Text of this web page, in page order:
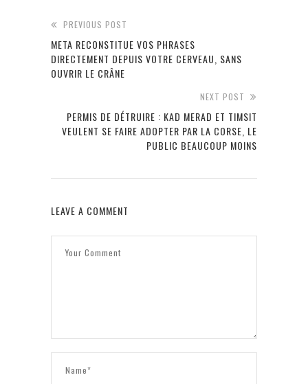
PREVIOUS POST
META RECONSTITUE VOS PHRASES
DIRECTEMENT DEPUIS VOTRE CERVEAU, SANS
OUVRIR LE CRÂNE
NEXT POST
PERMIS DE DÉTRUIRE : KAD MERAD ET TIMSIT
VEULENT SE FAIRE ADOPTER PAR LA CORSE, LE
PUBLIC BEAUCOUP MOINS
LEAVE A COMMENT